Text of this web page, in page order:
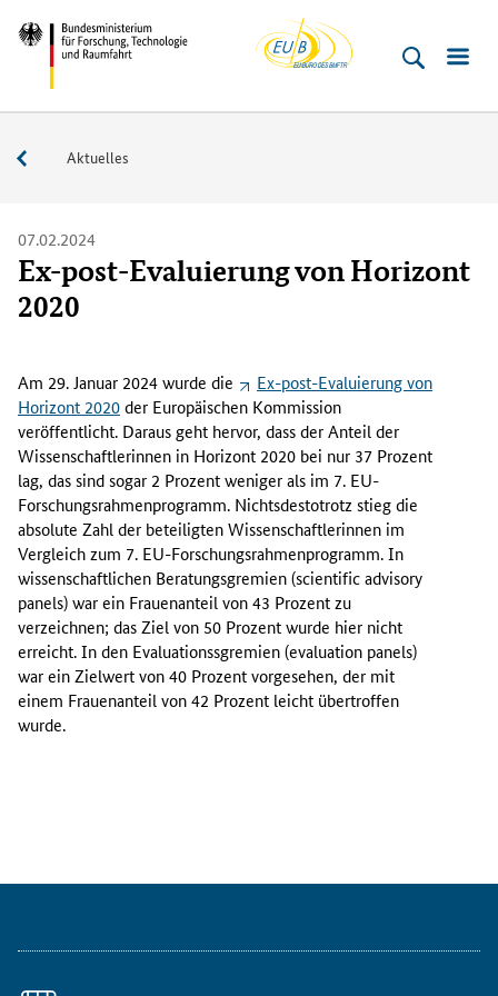
Direkt
zum
Inhalt
(Eingabetaste)
Direkt
zum
Hauptmenu
(Eingabetaste)
Direkt
zur
Suche
(Eingabetaste)
Direkt
zur
Fußleiste
(Enter)
Bundesministerium
Technologie
Buero
Service
Aktuelles
07.02.2024
Ex-post-Evaluierung von Horizont
2020
m
2
9
.
J
a
n
u
a
r
2
0
2
4
w
e
-
Am 29. Januar 2024 wurde die
Ex-post-Evaluierung von
Horizont 2020der Europäischen Kommission
veröffentlicht. Daraus geht hervor, dass der Anteil der
Wissenschaftlerinnen in Horizont 2020 bei nur 37 Prozent
lag, das sind sogar 2 Prozent weniger als im 7. EU-
Forschungsrahmenprogramm. Nichtsdestotrotz stieg die
absolute Zahl der beteiligten Wissenschaftlerinnen im
Vergleich zum 7. EU-Forschungsrahmenprogramm. In
wissenschaftlichen Beratungsgremien (scientific advisory
panels) war ein Frauenanteil von 43 Prozent zu
verzeichnen; das Ziel von 50 Prozent wurde hier nicht
erreicht. In den Evaluationssgremien (evaluation panels)
war ein Zielwert von 40 Prozent vorgesehen, der mit
einem Frauenanteil von 42 Prozent leicht übertroffen
wurde.